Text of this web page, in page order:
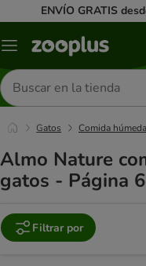
ENVÍO GRATIS
Menú
Buscar
productos
Gatos Comida húmeda
Almo Nature
gatos - Página 6
Filtrar por